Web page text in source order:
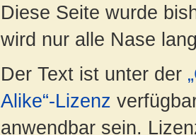
Diese Seite wurde
wird nur alle Nase
Der Text ist unter der
Alike“-Lizenz
anwendbar sein.